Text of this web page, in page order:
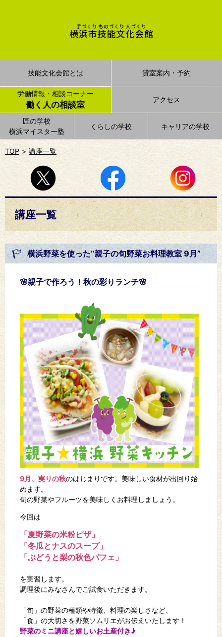
技能文化会館とは 貸室案内・予約
労働情報・相談コーナー
働く人の相談室
匠の学校
横浜マイスター塾
くらしの学校 キャリアの学校
アクセス
TOP 講座一覧
講座一覧
横浜野菜を使った‘‘親子の旬野菜お料理教室 9月”
🌸親子で作ろう！秋の彩りランチ🌸
9月、実りの秋のはじまりです。美味しい食材が出回り始
めます。
旬の野菜やフルーツを美味しくお料理しましょう。
今回は
「夏野菜の米粉ピザ」
「冬瓜とナスのスープ」
「ぶどうと梨の秋色パフェ」
を実習します。
調理後にみなさんでご試食いただきます。
「旬」の野菜の種類や特徴、料理の楽しさなど、
「食」の大切さを野菜ソムリエがお伝えいたします！
野菜のミニ講座と嬉しいお土産付き♪